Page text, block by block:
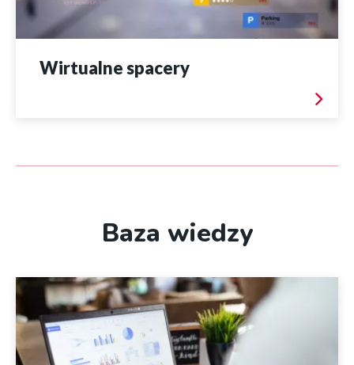
Wirtualne spacery
Baza wiedzy